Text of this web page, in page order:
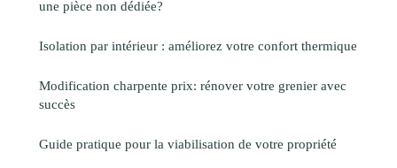
une pièce non dédiée?
Isolation par intérieur : améliorez votre confort thermique
Modification charpente prix: rénover votre grenier avec
succès
Guide pratique pour la viabilisation de votre propriété